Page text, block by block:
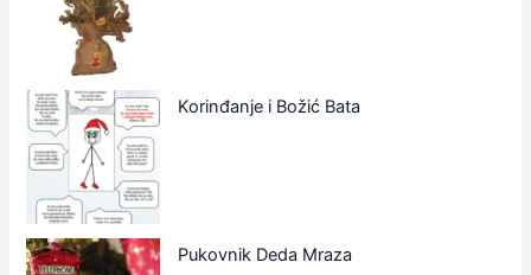
Korinđanje i Božić Bata
Pukovnik Deda Mraza